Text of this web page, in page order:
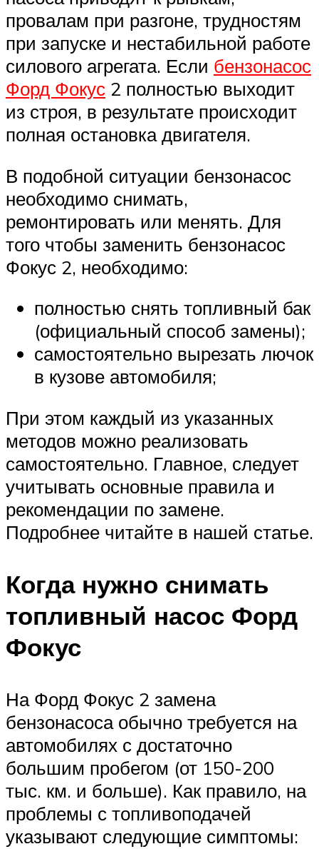
провалам при разгоне, трудностям
при запуске и нестабильной работе
силового агрегата. Если бензонасос
Форд Фокус 2 полностью выходит
из строя, в результате происходит
полная остановка двигателя.
В подобной ситуации бензонасос
необходимо снимать,
ремонтировать или менять. Для
того чтобы заменить бензонасос
Фокус 2, необходимо:
полностью снять топливный бак
(официальный способ замены);
самостоятельно вырезать лючок
в кузове автомобиля;
При этом каждый из указанных
методов можно реализовать
самостоятельно. Главное, следует
учитывать основные правила и
рекомендации по замене.
Подробнее читайте в нашей статье.
Когда нужно снимать
топливный насос Форд
Фокус
На Форд Фокус 2 замена
бензонасоса обычно требуется на
автомобилях с достаточно
большим пробегом (от 150-200
тыс. км. и больше). Как правило, на
проблемы с топливоподачей
указывают следующие симптомы: